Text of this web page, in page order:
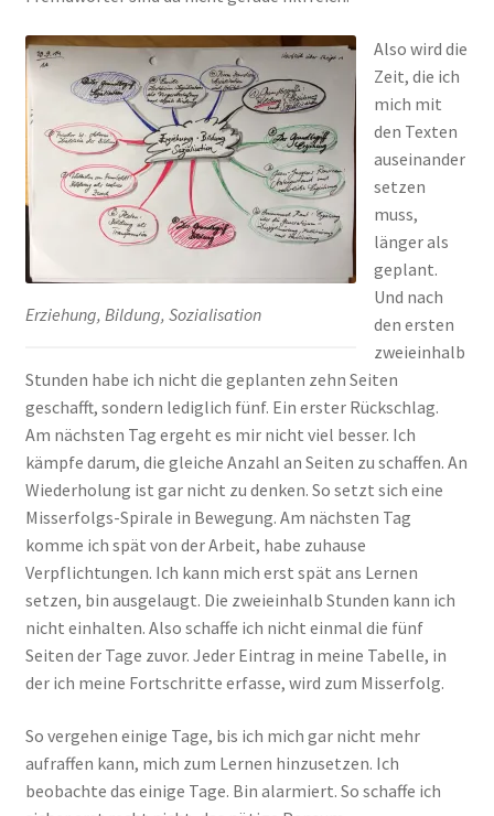
Erziehung, Bildung, Sozialisation
Also wird die
Zeit, die ich
mich mit
den Texten
auseinander
setzen
muss,
länger als
geplant.
Und nach
den ersten
zweieinhalb
Stunden habe ich nicht die geplanten zehn Seiten
geschafft, sondern lediglich fünf. Ein erster Rückschlag.
Am nächsten Tag ergeht es mir nicht viel besser. Ich
kämpfe darum, die gleiche Anzahl an Seiten zu schaffen. An
Wiederholung ist gar nicht zu denken. So setzt sich eine
Misserfolgs-Spirale in Bewegung. Am nächsten Tag
komme ich spät von der Arbeit, habe zuhause
Verpflichtungen. Ich kann mich erst spät ans Lernen
setzen, bin ausgelaugt. Die zweieinhalb Stunden kann ich
nicht einhalten. Also schaffe ich nicht einmal die fünf
Seiten der Tage zuvor. Jeder Eintrag in meine Tabelle, in
der ich meine Fortschritte erfasse, wird zum Misserfolg.
So vergehen einige Tage, bis ich mich gar nicht mehr
aufraffen kann, mich zum Lernen hinzusetzen. Ich
beobachte das einige Tage. Bin alarmiert. So schaffe ich